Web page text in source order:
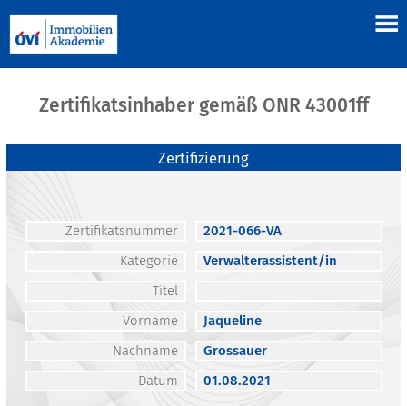
Zertifikatsinhaber gemäß ONR 43001ff
Zertifizierung
Zertifikatsnummer
2021-066-VA
Kategorie
Verwalterassistent/in
Titel
Vorname
Jaqueline
Nachname
Grossauer
Datum
01.08.2021